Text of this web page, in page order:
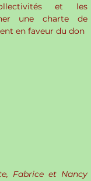
et les
une charte de
en faveur du don
Fabrice et Nancy